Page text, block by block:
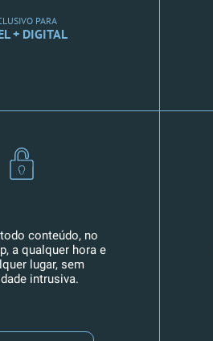
PARA
+ DIGITAL
conteúdo, no
a qualquer hora e
lugar, sem
intrusiva.